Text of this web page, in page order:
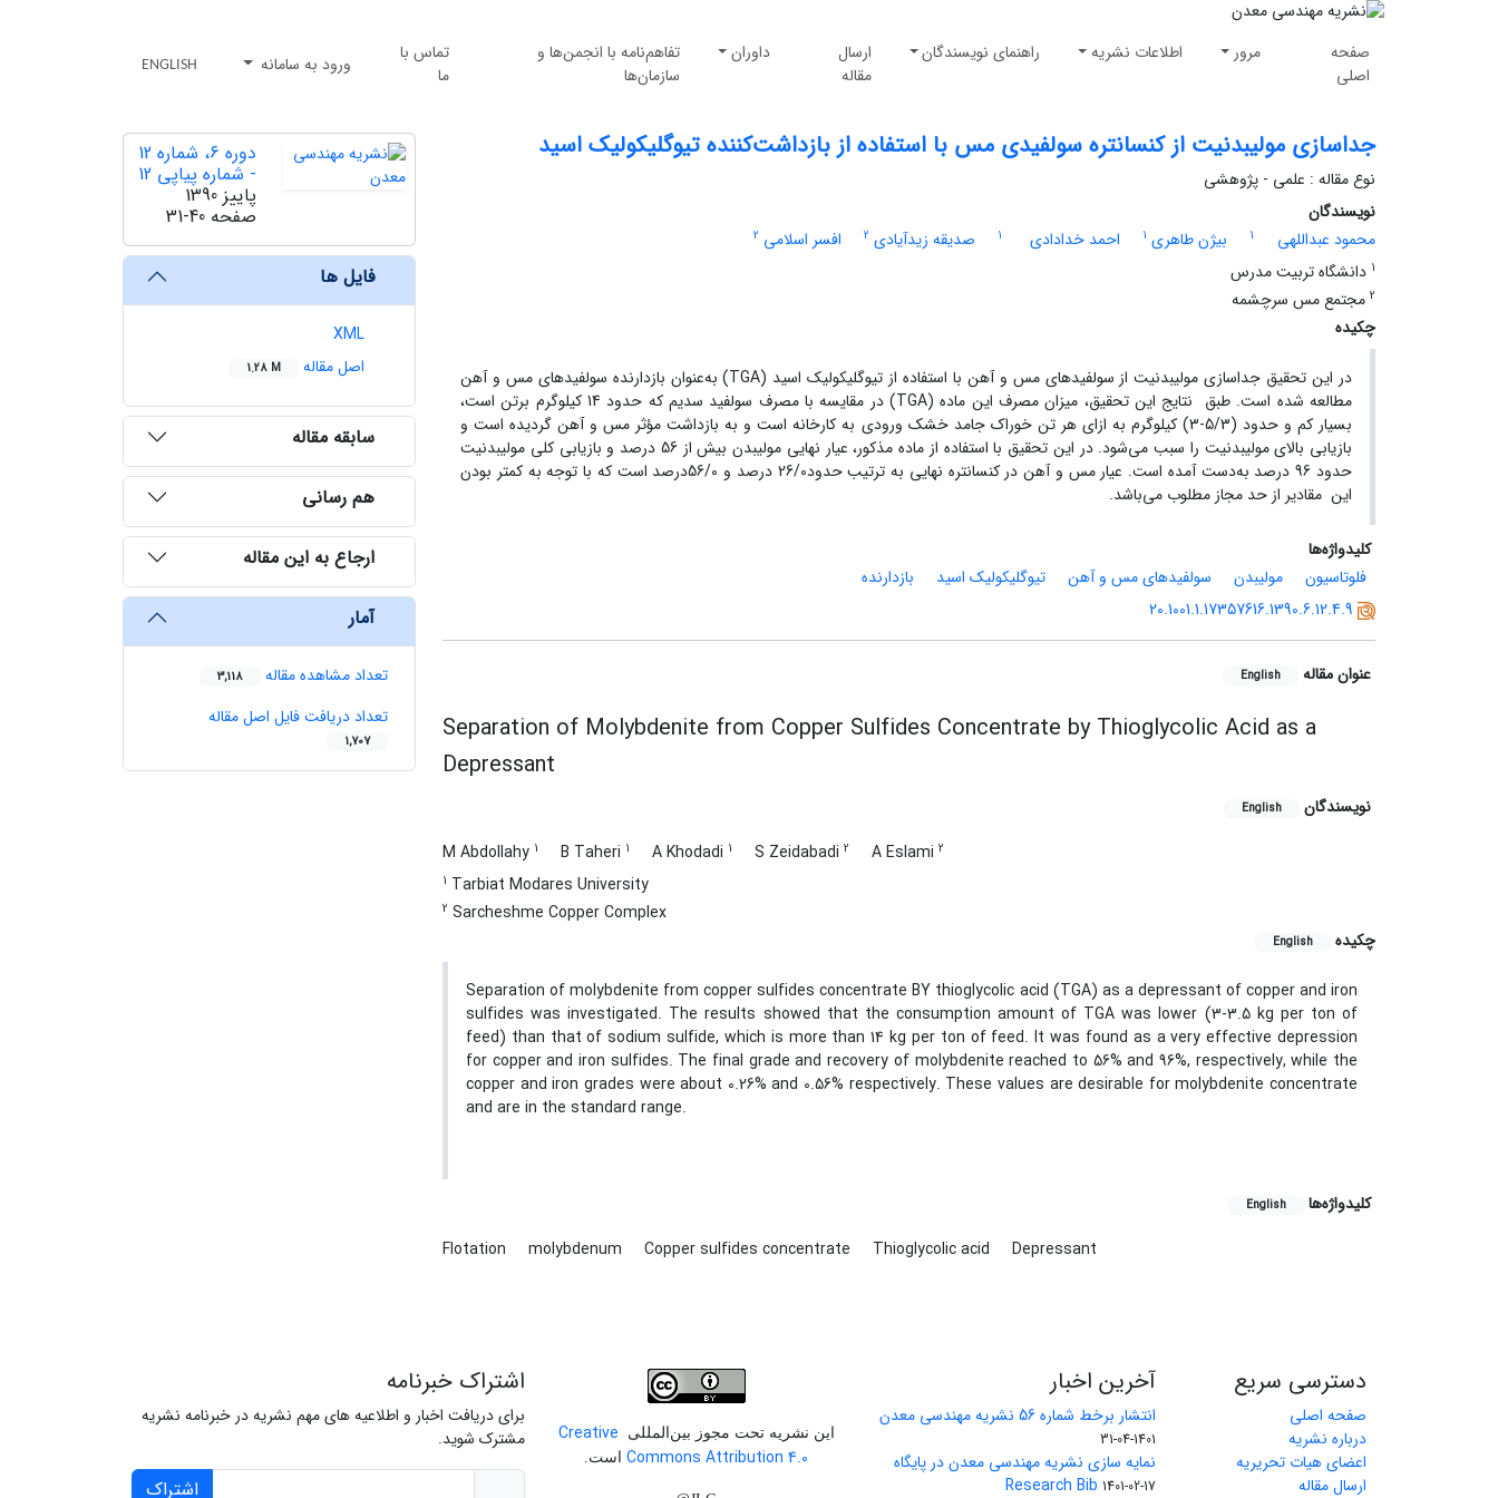
صفحه
اصلی
مرور اطلاعات نشریه راهنمای نویسندگان
ارسال
مقاله
داوران
تفاهم‌نامه با انجمن‌ها و
سازمان‌ها
تماس با
ما
ورود به سامانه ENGLISH
جداسازی مولیبدنیت از کنسانتره سولفیدی مس با استفاده از بازداشت‌کننده تیوگلیکولیک اسید
نوع مقاله : علمی - پژوهشی
نویسندگان
محمود عبداللهی
1 بیژن طاهری 1 احمد خدادادی 1 صدیقه زیدآیادی 2 افسر اسلامی 2
1 دانشگاه تربیت مدرس
2 مجتمع مس سرچشمه
چکیده
در این تحقیق جداسازی مولیبدنیت از سولفیدهای مس و آهن با استفاده از تیوگلیکولیک اسید (TGA) به‌عنوان بازدارنده سولفیدهای مس و آهن
مطالعه شده است. طبق نتایج این تحقیق، میزان مصرف این ماده (TGA) در مقایسه با مصرف سولفید سدیم که حدود 14 کیلوگرم برتن است،
بسیار کم و حدود (5/3-3) کیلوگرم به ازای هر تن خوراک جامد خشک ورودی به کارخانه است و به بازداشت مؤثر مس و آهن گردیده است و
بازیابی بالای مولیبدنیت را سبب می‌شود. در این تحقیق با استفاده از ماده مذکور، عیار نهایی مولیبدن بیش از 56 درصد و بازیابی کلی مولیبدنیت
حدود 96 درصد به‌دست آمده است. عیار مس و آهن در کنسانتره نهایی به ترتیب حدود26/0 درصد و 56/0درصد است که با توجه به کمتر بودن
این مقادیر از حد مجاز مطلوب می‌باشد.
کلیدواژه‌ها
فلوتاسیون
مولیبدن سولفیدهای مس و آهن تیوگلیکولیک اسید
بازدارنده
20.1001.1.17357616.1390.6.12.4.9
عنوان مقاله English
Separation of Molybdenite from Copper Sulfides Concentrate by Thioglycolic Acid as a
Depressant
نویسندگان English
M Abdollahy 1 B Taheri 1 A Khodadi 1 S Zeidabadi 2 A Eslami 2
1 Tarbiat Modares University
2 Sarcheshme Copper Complex
چکیده
English
Separation of molybdenite from copper sulfides concentrate BY thioglycolic acid (TGA) as a depressant of copper and iron
sulfides was investigated. The results showed that the consumption amount of TGA was lower (3-3.5 kg per ton of
feed) than that of sodium sulfide, which is more than 14 kg per ton of feed. It was found as a very effective depression
for copper and iron sulfides. The final grade and recovery of molybdenite reached to 56% and 96%, respectively, while the
copper and iron grades were about 0.26% and 0.56% respectively. These values are desirable for molybdenite concentrate
and are in the standard range.
کلیدواژه‌ها English
Flotation molybdenum Copper sulfides concentrate Thioglycolic acid Depressant
دوره 6، شماره 12
- شماره پیاپی 12
پاییز 1390
صفحه31-40
فایل ها
XML
اصل مقاله
1.28 M
سابقه مقاله
هم رسانی
ارجاع به این مقاله
آمار
تعداد مشاهده مقاله 3,118
تعداد دریافت فایل اصل مقاله
1,707
دسترسی سریع
صفحه اصلی
درباره نشریه
اعضای هیات تحریریه
ارسال مقاله
آخرین اخبار
انتشار برخط شماره 56 نشریه مهندسی معدن
1401-04-31
نمایه سازی نشریه مهندسی معدن در پایگاه
Research Bib 1401-02-17
این نشریه تحت مجوز بین‌المللی
Creative
Commons Attribution 4.0
است.
اشتراک خبرنامه
برای دریافت اخبار و اطلاعیه های مهم نشریه در خبرنامه نشریه
مشترک شوید.
اشتراک